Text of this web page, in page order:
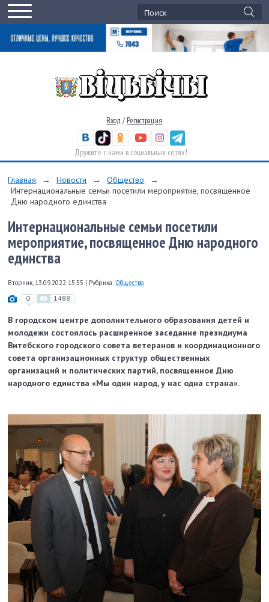
Вход / Регистрация
Дружите с нами в социальных сетях!
Главная → Новости → Общество
→
Интернациональные семьи посетили мероприятие, посвященное
Дню народного единства
Интернациональные семьи посетили
мероприятие, посвященное Дню народного
единства
Вторник, 13.09.2022 15:55 | Рубрика: Общество
0 1488
В городском центре дополнительного образования детей и
молодежи состоялось расширенное заседание президиума
Витебского городского совета ветеранов и координационного
совета организационных структур общественных
организаций и политических партий, посвященное Дню
народного единства «Мы один народ, у нас одна страна».